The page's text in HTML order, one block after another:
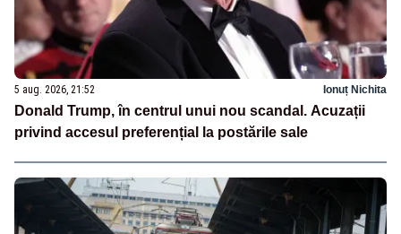
5 aug. 2026, 21:52 Ionuț Nichita
Donald Trump, în centrul unui nou scandal. Acuzații
privind accesul preferențial la postările sale